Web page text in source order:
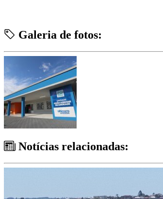
Galeria de fotos:
Notícias relacionadas: